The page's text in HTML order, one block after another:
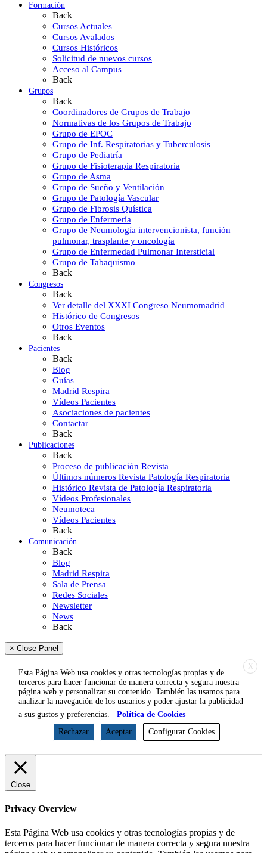
Formación
Back
Cursos Actuales
Cursos Avalados
Cursos Históricos
Solicitud de nuevos cursos
Acceso al Campus
Back
Grupos
Back
Coordinadores de Grupos de Trabajo
Normativas de los Grupos de Trabajo
Grupo de EPOC
Grupo de Inf. Respiratorias y Tuberculosis
Grupo de Pediatría
Grupo de Fisioterapia Respiratoria
Grupo de Asma
Grupo de Sueño y Ventilación
Grupo de Patología Vascular
Grupo de Fibrosis Quística
Grupo de Enfermería
Grupo de Neumología intervencionista, función
pulmonar, trasplante y oncología
Grupo de Enfermedad Pulmonar Intersticial
Grupo de Tabaquismo
Back
Congresos
Back
Ver detalle del XXXI Congreso Neumomadrid
Histórico de Congresos
Otros Eventos
Back
Pacientes
Back
Blog
Guías
Madrid Respira
Vídeos Pacientes
Asociaciones de pacientes
Contactar
Back
Publicaciones
Back
Proceso de publicación Revista
Últimos números Revista Patología Respiratoria
Histórico Revista de Patología Respiratoria
Vídeos Profesionales
Neumoteca
Vídeos Pacientes
Back
Comunicación
Back
Blog
Madrid Respira
Sala de Prensa
Redes Sociales
Newsletter
News
Back
× Close Panel
X
Esta Página Web usa cookies y otras tecnologías propias y de
terceros para hacer funcionar de manera correcta y segura nuestra
página web y personalizar su contenido. También las usamos para
analizar la navegación de los usuarios y poder ajustar la publicidad
a sus gustos y preferencias.
Política de Cookies
Rechazar
Aceptar Configurar Cookies
Close
Privacy Overview
Esta Página Web usa cookies y otras tecnologías propias y de
terceros para hacer funcionar de manera correcta y segura nuestra